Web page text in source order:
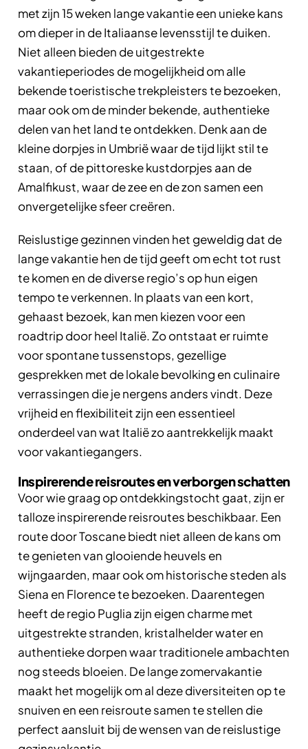
met zijn 15 weken lange vakantie een unieke kans
om dieper in de Italiaanse levensstijl te duiken.
Niet alleen bieden de uitgestrekte
vakantieperiodes de mogelijkheid om alle
bekende toeristische trekpleisters te bezoeken,
maar ook om de minder bekende, authentieke
delen van het land te ontdekken. Denk aan de
kleine dorpjes in Umbrië waar de tijd lijkt stil te
staan, of de pittoreske kustdorpjes aan de
Amalfikust, waar de zee en de zon samen een
onvergetelijke sfeer creëren.
Reislustige gezinnen vinden het geweldig dat de
lange vakantie hen de tijd geeft om echt tot rust
te komen en de diverse regio’s op hun eigen
tempo te verkennen. In plaats van een kort,
gehaast bezoek, kan men kiezen voor een
roadtrip door heel Italië. Zo ontstaat er ruimte
voor spontane tussenstops, gezellige
gesprekken met de lokale bevolking en culinaire
verrassingen die je nergens anders vindt. Deze
vrijheid en flexibiliteit zijn een essentieel
onderdeel van wat Italië zo aantrekkelijk maakt
voor vakantiegangers.
Inspirerende reisroutes en verborgen schatten
Voor wie graag op ontdekkingstocht gaat, zijn er
talloze inspirerende reisroutes beschikbaar. Een
route door Toscane biedt niet alleen de kans om
te genieten van glooiende heuvels en
wijngaarden, maar ook om historische steden als
Siena en Florence te bezoeken. Daarentegen
heeft de regio Puglia zijn eigen charme met
uitgestrekte stranden, kristalhelder water en
authentieke dorpen waar traditionele ambachten
nog steeds bloeien. De lange zomervakantie
maakt het mogelijk om al deze diversiteiten op te
snuiven en een reisroute samen te stellen die
perfect aansluit bij de wensen van de reislustige